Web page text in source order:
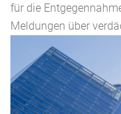
für die
Meldungen über